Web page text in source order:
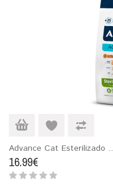
Advance Cat Esterilizado ..
16.99€